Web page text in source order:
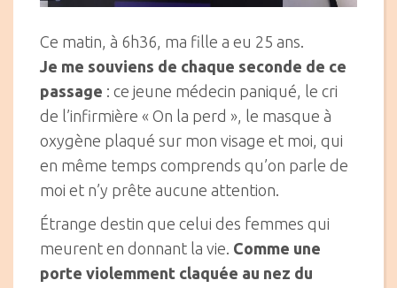
Ce matin, à 6h36, ma fille a eu 25 ans.
Je me souviens de chaque seconde de ce
passage : ce jeune médecin paniqué, le cri
de l’infirmière « On la perd », le masque à
oxygène plaqué sur mon visage et moi, qui
en même temps comprends qu’on parle de
moi et n’y prête aucune attention.
Étrange destin que celui des femmes qui
meurent en donnant la vie. Comme une
porte violemment claquée au nez du